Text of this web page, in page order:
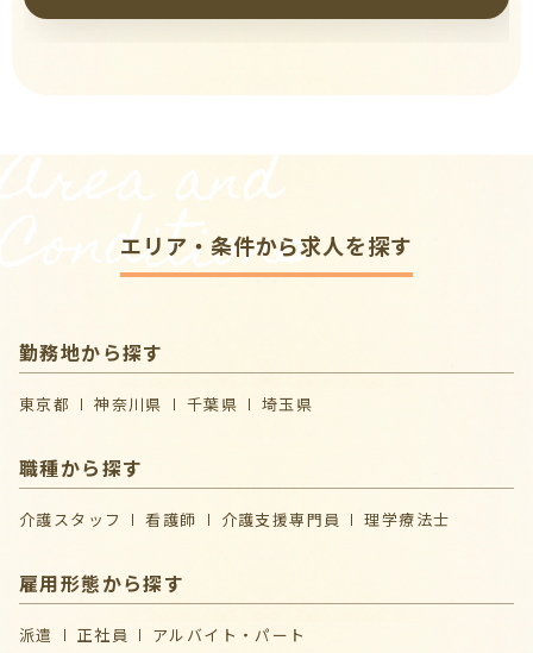
Area and
Conditions
エリア・条件から求人を探す
勤務地から探す
東京都 神奈川県 千葉県 埼玉県
職種から探す
介護スタッフ 看護師 介護支援専門員 理学療法士
雇用形態から探す
派遣 正社員 アルバイト・パート